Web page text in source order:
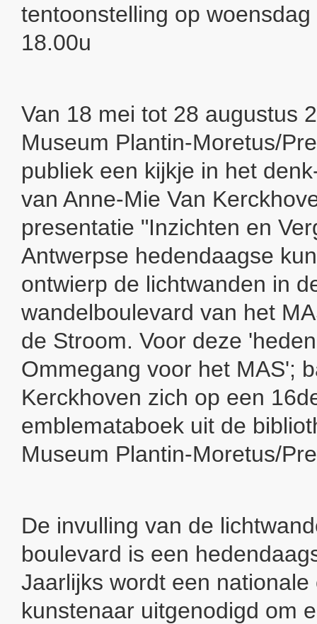
tentoonstelling op
18.00u
Van 18 mei tot 28 augustus
Museum Plantin-Moretus/
publiek een kijkje in het
van Anne-Mie Van
presentatie "Inzichten en
Antwerpse hedendaagse
ontwierp de lichtwanden in
wandelboulevard van het
de Stroom. Voor deze
Ommegang voor het MAS';
Kerckhoven zich op een
emblemataboek uit de
Museum Plantin-Moretus/
De invulling van de
boulevard is een
Jaarlijks wordt een
kunstenaar uitgenodigd om